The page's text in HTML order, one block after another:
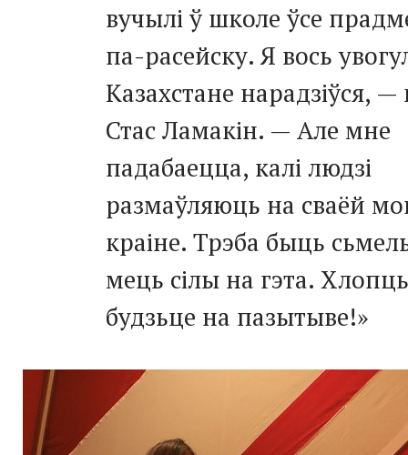
вучылі ў школе ўсе
па-расейску. Я вось
Казахстане нарадзіўся,
Стас Ламакін. — Але мне
падабаецца, калі людзі
размаўляюць на сваёй
краіне. Трэба быць
мець сілы на гэта.
будзьце на пазытыве!»